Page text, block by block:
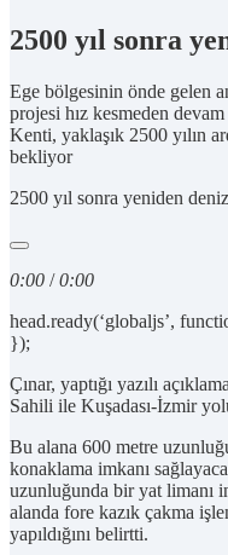
2500 yıl sonra
Ege bölgesinin önde gelen
projesi hız kesmeden
Kenti, yaklaşık 2500 yılın
bekliyor
2500 yıl sonra yeniden
0:00 /0:00
head.ready(‘globaljs’,
});
Çınar, yaptığı yazılı
Sahili ile Kuşadası-İzmir
Bu alana 600 metre
konaklama imkanı
uzunluğunda bir yat limanı
alanda fore kazık çakma
yapıldığını belirtti.